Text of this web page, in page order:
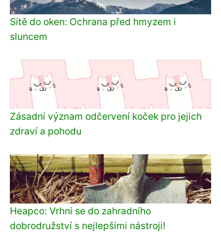
Sítě do oken: Ochrana před hmyzem i
sluncem
Zásadní význam odčervení koček pro jejich
zdraví a pohodu
Heapco: Vrhni se do zahradního
dobrodružství s nejlepšími nástroji!